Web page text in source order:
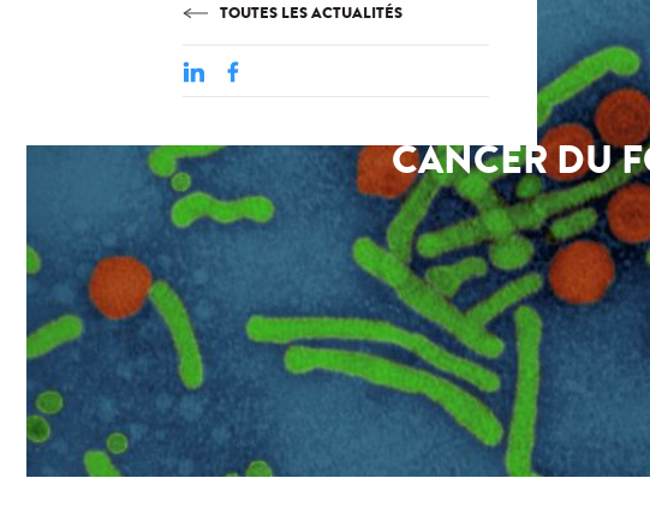
TOUTES LES ACTUALITÉS
CANCER DU